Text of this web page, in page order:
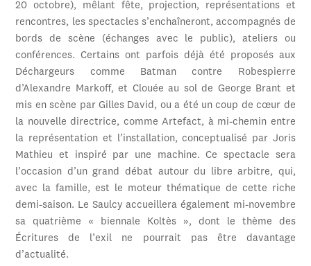
20 octobre), mêlant fête, projection, représentations et
rencontres, les spectacles s’enchaîneront, accompagnés de
bords de scène (échanges avec le public), ateliers ou
conférences. Certains ont parfois déjà été proposés aux
Déchargeurs comme Batman contre Robespierre
d’Alexandre Markoff, et Clouée au sol de George Brant et
mis en scène par Gilles David, ou a été un coup de cœur de
la nouvelle directrice, comme Artefact, à mi-chemin entre
la représentation et l’installation, conceptualisé par Joris
Mathieu et inspiré par une machine. Ce spectacle sera
l’occasion d’un grand débat autour du libre arbitre, qui,
avec la famille, est le moteur thématique de cette riche
demi-saison. Le Saulcy accueillera également mi-novembre
sa quatrième « biennale Koltès », dont le thème des
Écritures de l’exil ne pourrait pas être davantage
d’actualité.